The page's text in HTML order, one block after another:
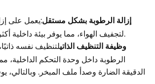
إزالة الرطوبة بشكل مستقل:يعمل على
لتجفيف الهواء، مما يوفر بيئة داخلية أكثر متعة لحياة أفضل.
وظيفة التنظيف الذاتيلتنظيف نفسه
الرطوبة داخل وحدة التحكم الداخلية،
الدقيقة الضارة وصدأ ملف المبخر. وبالتالي،